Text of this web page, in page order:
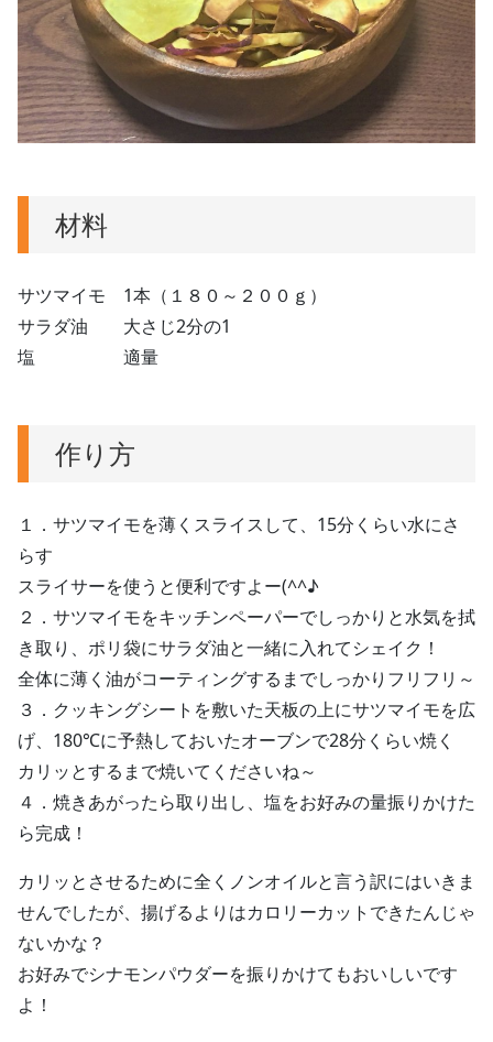
材料
サツマイモ 1本（１８０～２００ｇ）
サラダ油 大さじ2分の1
塩 適量
作り方
１．サツマイモを薄くスライスして、15分くらい水にさ
らす
スライサーを使うと便利ですよー(^^♪
２．サツマイモをキッチンペーパーでしっかりと水気を拭
き取り、ポリ袋にサラダ油と一緒に入れてシェイク！
全体に薄く油がコーティングするまでしっかりフリフリ～
３．クッキングシートを敷いた天板の上にサツマイモを広
げ、180℃に予熱しておいたオーブンで28分くらい焼く
カリッとするまで焼いてくださいね～
４．焼きあがったら取り出し、塩をお好みの量振りかけた
ら完成！
カリッとさせるために全くノンオイルと言う訳にはいきま
せんでしたが、揚げるよりはカロリーカットできたんじゃ
ないかな？
お好みでシナモンパウダーを振りかけてもおいしいです
よ！